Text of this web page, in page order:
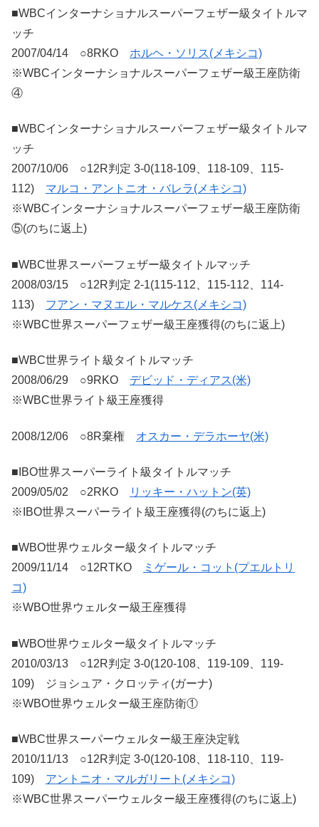
■WBCインターナショナルスーパーフェザー級タイトルマ
ッチ
2007/04/14 ○8RKO ホルヘ・ソリス(メキシコ)
※WBCインターナショナルスーパーフェザー級王座防衛
④
■WBCインターナショナルスーパーフェザー級タイトルマ
ッチ
2007/10/06 ○12R判定 3-0(118-109、118-109、115-
112) マルコ・アントニオ・バレラ(メキシコ)
※WBCインターナショナルスーパーフェザー級王座防衛
⑤(のちに返上)
■WBC世界スーパーフェザー級タイトルマッチ
2008/03/15 ○12R判定 2-1(115-112、115-112、114-
113) フアン・マヌエル・マルケス(メキシコ)
※WBC世界スーパーフェザー級王座獲得(のちに返上)
■WBC世界ライト級タイトルマッチ
2008/06/29 ○9RKO デビッド・ディアス(米)
※WBC世界ライト級王座獲得
2008/12/06 ○8R棄権 オスカー・デラホーヤ(米)
■IBO世界スーパーライト級タイトルマッチ
2009/05/02 ○2RKO
リッキー・ハットン(英)
※IBO世界スーパーライト級王座獲得(のちに返上)
■WBO世界ウェルター級タイトルマッチ
2009/11/14 ○12RTKO
ミゲール・コット(プエルトリ
コ)
※WBO世界ウェルター級王座獲得
■WBO世界ウェルター級タイトルマッチ
2010/03/13 ○12R判定 3-0(120-108、119-109、119-
109) ジョシュア・クロッティ(ガーナ)
※WBO世界ウェルター級王座防衛①
■WBC世界スーパーウェルター級王座決定戦
2010/11/13 ○12R判定 3-0(120-108、118-110、119-
109) アントニオ・マルガリート(メキシコ)
※WBC世界スーパーウェルター級王座獲得(のちに返上)